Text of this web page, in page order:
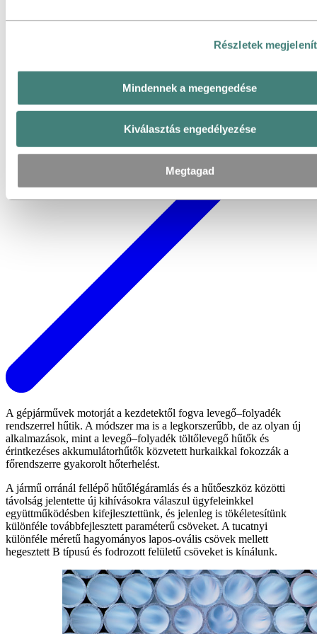
Részletek
Mindennek a megengedése
Kiválasztás engedélyezése
Megtagad
A gépjárművek motorját a kezdetektől fogva levegő–folyadék
rendszerrel hűtik. A módszer ma is a legkorszerűbb, de az olyan új
alkalmazások, mint a levegő–folyadék töltőlevegő hűtők és
érintkezéses akkumulátorhűtők közvetett hurkaikkal fokozzák a
főrendszerre gyakorolt hőterhelést.
A jármű orránál fellépő hűtőlégáramlás és a hűtőeszköz közötti
távolság jelentette új kihívásokra válaszul ügyfeleinkkel
együttműködésben kifejlesztettünk, és jelenleg is tökéletesítünk
különféle továbbfejlesztett paraméterű csöveket. A tucatnyi
különféle méretű hagyományos lapos-ovális csövek mellett
hegesztett B típusú és fodrozott felületű csöveket is kínálunk.